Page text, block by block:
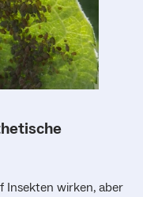
Insekten wirken, aber